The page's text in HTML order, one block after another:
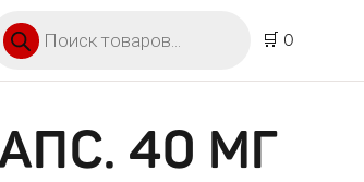
🛒 0
40 МГ